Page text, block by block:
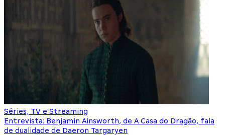
Séries, TV e Streaming
Entrevista: Benjamin Ainsworth, de A Casa do Dragão, fala
de dualidade de Daeron Targaryen